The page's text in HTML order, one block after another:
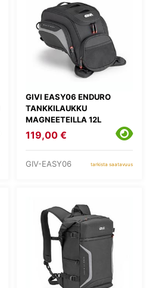
GIVI EASY06 ENDURO
TANKKILAUKKU
MAGNEETEILLA 12L
119,00 €
GIV-EASY06 tarkista saatavuus